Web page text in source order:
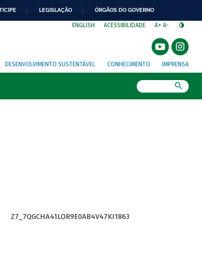
LEGISLAÇÃO ÓRGÃOS DO GOVERNO
ENGLISH ACESSIBILIDADE A+ A-
DESENVOLVIMENTO SUSTENTÁVEL CONHECIMENTO IMPRENSA
Z7_7QGCHA41LOR9E0AB4V47KI1863